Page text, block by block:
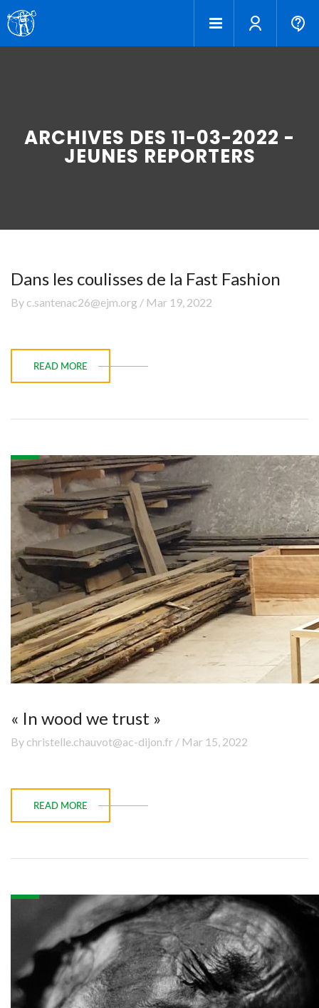
ARCHIVES DES 11-03-2022 -
JEUNES REPORTERS
Dans les coulisses de la Fast Fashion
By c.santenac26@ejm.org / Mar 19, 2022
READ MORE
« In wood we trust »
By christelle.chauvot@ac-dijon.fr / Mar 15, 2022
READ MORE